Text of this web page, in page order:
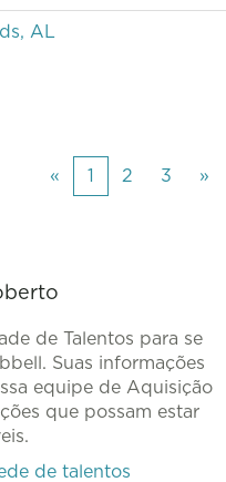
AL
« 1 2 3 »
de Talentos para se
Suas informações
equipe de Aquisição
que possam estar
de talentos